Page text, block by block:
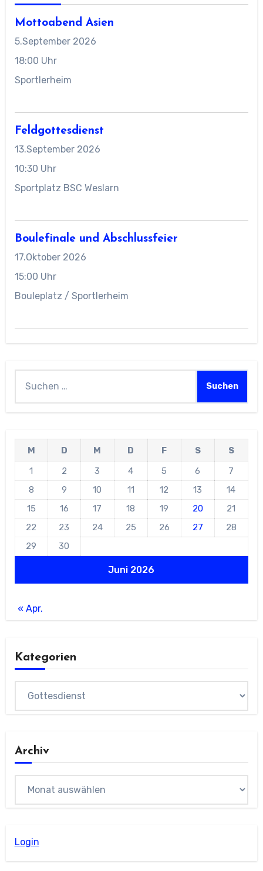
Mottoabend Asien
5.September 2026
18:00 Uhr
Sportlerheim
Feldgottesdienst
13.September 2026
10:30 Uhr
Sportplatz BSC Weslarn
Boulefinale und Abschlussfeier
17.Oktober 2026
15:00 Uhr
Bouleplatz / Sportlerheim
Juni 2026
M D M D F S
S
1
2 3 4 5 6
7
8
9 10 11 12 13
14
15
16 17 18 19 20
21
22
23 24 25 26 27
28
29
30
« Apr.
Kategorien
Archiv
Login